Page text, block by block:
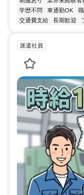
学歴不問
車通勤OK
交通費支給
長期歓迎
派遣社員